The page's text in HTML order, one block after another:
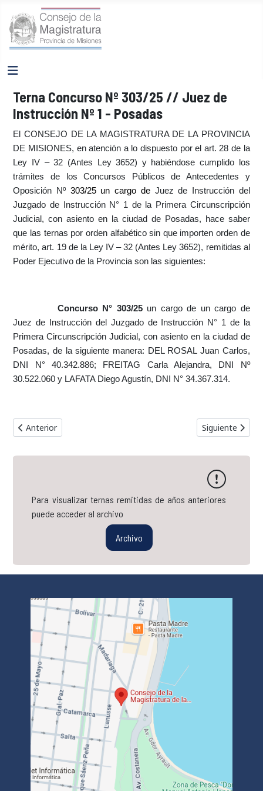
Terna Concurso Nº 303/25 // Juez de
Instrucción Nº 1 - Posadas
El CONSEJO DE LA MAGISTRATURA DE LA PROVINCIA
DE MISIONES, en atención a lo dispuesto por el art. 28 de la
Ley IV – 32 (Antes Ley 3652) y habiéndose cumplido los
trámites de los Concursos Públicos de Antecedentes y
Oposición Nº 303/25 un cargo de Juez de Instrucción del
Juzgado de Instrucción N° 1 de la Primera Circunscripción
Judicial, con asiento en la ciudad de Posadas,
hace saber
que las ternas por orden alfabético sin que importen orden de
mérito, art. 19 de la Ley IV – 32 (Antes Ley 3652), remitidas al
Poder Ejecutivo de la Provincia son las siguientes:
Concurso N° 303/25 un cargo de un cargo de
Juez de Instrucción del Juzgado de Instrucción N° 1 de la
Primera Circunscripción Judicial, con asiento en la ciudad de
Posadas, de la siguiente manera: DEL ROSAL Juan Carlos,
DNI N° 40.342.886; FREITAG Carla Alejandra, DNI Nº
30.522.060 y LAFATA Diego Agustín, DNI N° 34.367.314.
Artículo anterior: Terna Concurso Nº 300/25 // Fiscal de
Anterior Artículo
Siguiente
Para visualizar ternas remitidas de años anteriores
puede acceder al archivo
Archivo